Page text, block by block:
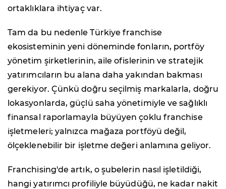
ortaklıklara ihtiyaç var.
Tam da bu nedenle Türkiye franchise
ekosisteminin yeni döneminde fonların, portföy
yönetim şirketlerinin, aile ofislerinin ve stratejik
yatırımcıların bu alana daha yakından bakması
gerekiyor. Çünkü doğru seçilmiş markalarla, doğru
lokasyonlarda, güçlü saha yönetimiyle ve sağlıklı
finansal raporlamayla büyüyen çoklu franchise
işletmeleri; yalnızca mağaza portföyü değil,
ölçeklenebilir bir işletme değeri anlamına geliyor.
Franchising'de artık, o şubelerin nasıl işletildiği,
hangi yatırımcı profiliyle büyüdüğü, ne kadar nakit